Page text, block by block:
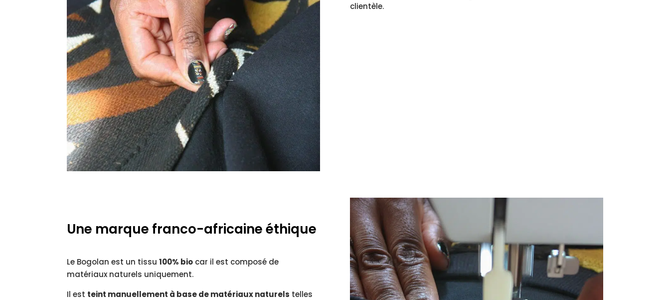
clientèle.
Une marque franco-africaine éthique
Le Bogolan est un tissu100% bio car il est composé de
matériaux naturels uniquement.
Il est teint manuellement à base de matériaux naturels telles